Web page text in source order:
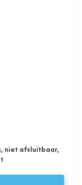
niet afsluitbaar,